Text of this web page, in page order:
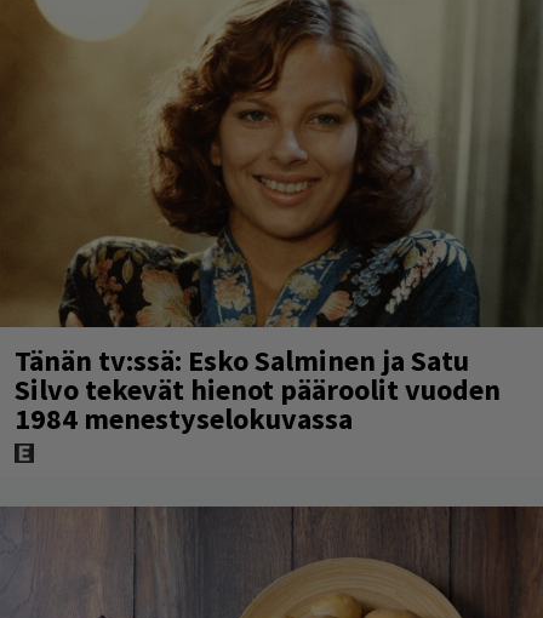
Tänän tv:ssä: Esko Salminen ja Satu
Silvo tekevät hienot pääroolit vuoden
1984 menestyselokuvassa